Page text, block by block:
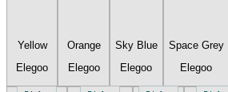
Yellow
Elegoo
Orange
Elegoo
Sky Blue
Elegoo
Space Grey
Elegoo